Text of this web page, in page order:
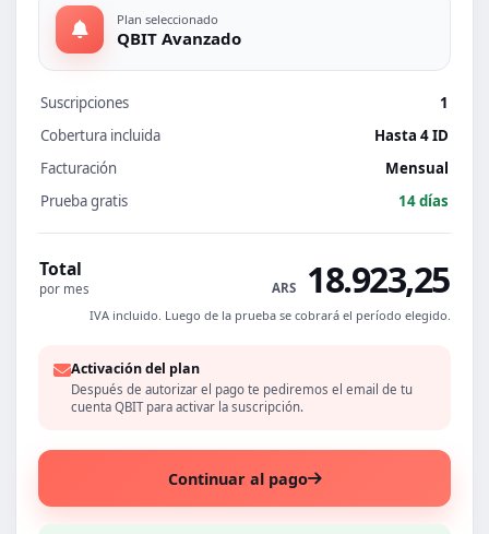
Plan seleccionado
QBIT Avanzado
Suscripciones
1
Cobertura incluida
Hasta 4 ID
Facturación
Mensual
Prueba gratis
14 días
Total
por mes ARS 18.923,25
IVA incluido. Luego de la prueba se cobrará el período elegido.
Activación del plan
Después de autorizar el pago te pediremos el email de tu
cuenta QBIT para activar la suscripción.
Continuar al pago